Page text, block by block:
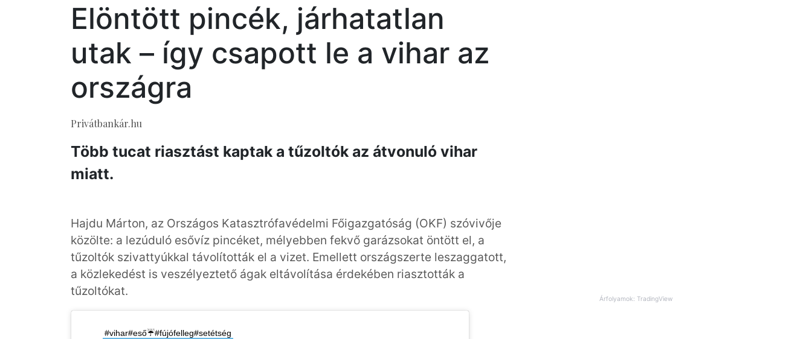
Elöntött pincék, járhatatlan
utak – így csapott le a vihar az
országra
Privátbankár.hu
Több tucat riasztást kaptak a tűzoltók az átvonuló vihar
miatt.
Hajdu Márton, az Országos Katasztrófavédelmi Főigazgatóság (OKF) szóvivője
közölte: a lezúduló esővíz pincéket, mélyebben fekvő garázsokat öntött el, a
tűzoltók szivattyúkkal távolították el a vizet. Emellett országszerte leszaggatott,
a közlekedést is veszélyeztető ágak eltávolítása érdekében riasztották a
tűzoltókat.
#vihar#eső☔#fújófelleg#setétség
Árfolyamok: TradingView